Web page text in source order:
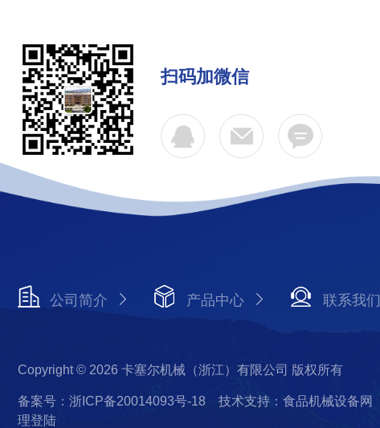
扫码加微信
公司简介 产品中心 联系我们
Copyright © 2026 卡塞尔机械（浙江）有限公司 版权所有
备案号：浙ICP备20014093号-18 技术支持：食品机械设备网
理登陆